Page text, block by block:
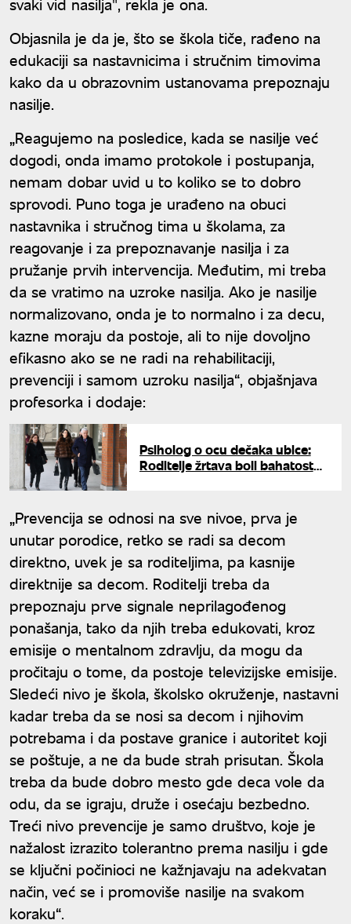
Objasnila je da je, što se škola tiče, rađeno na
edukaciji sa nastavnicima i stručnim timovima
kako da u obrazovnim ustanovama prepoznaju
nasilje.
„Reagujemo na posledice, kada se nasilje već
dogodi, onda imamo protokole i postupanja,
nemam dobar uvid u to koliko se to dobro
sprovodi. Puno toga je urađeno na obuci
nastavnika i stručnog tima u školama, za
reagovanje i za prepoznavanje nasilja i za
pružanje prvih intervencija. Međutim, mi treba
da se vratimo na uzroke nasilja. Ako je nasilje
normalizovano, onda je to normalno i za decu,
kazne moraju da postoje, ali to nije dovoljno
efikasno ako se ne radi na rehabilitaciji,
prevenciji i samom uzroku nasilja“, objašnjava
profesorka i dodaje:
Psiholog o ocu dečaka ubice:
Roditelje žrtava boli bahatost
„Prevencija se odnosi na sve nivoe, prva je
unutar porodice, retko se radi sa decom
direktno, uvek je sa roditeljima, pa kasnije
direktnije sa decom. Roditelji treba da
prepoznaju prve signale neprilagođenog
ponašanja, tako da njih treba edukovati, kroz
emisije o mentalnom zdravlju, da mogu da
pročitaju o tome, da postoje televizijske emisije.
Sledeći nivo je škola, školsko okruženje, nastavni
kadar treba da se nosi sa decom i njihovim
potrebama i da postave granice i autoritet koji
se poštuje, a ne da bude strah prisutan. Škola
treba da bude dobro mesto gde deca vole da
odu, da se igraju, druže i osećaju bezbedno.
Treći nivo prevencije je samo društvo, koje je
nažalost izrazito tolerantno prema nasilju i gde
se ključni počinioci ne kažnjavaju na adekvatan
način, već se i promoviše nasilje na svakom
koraku“.